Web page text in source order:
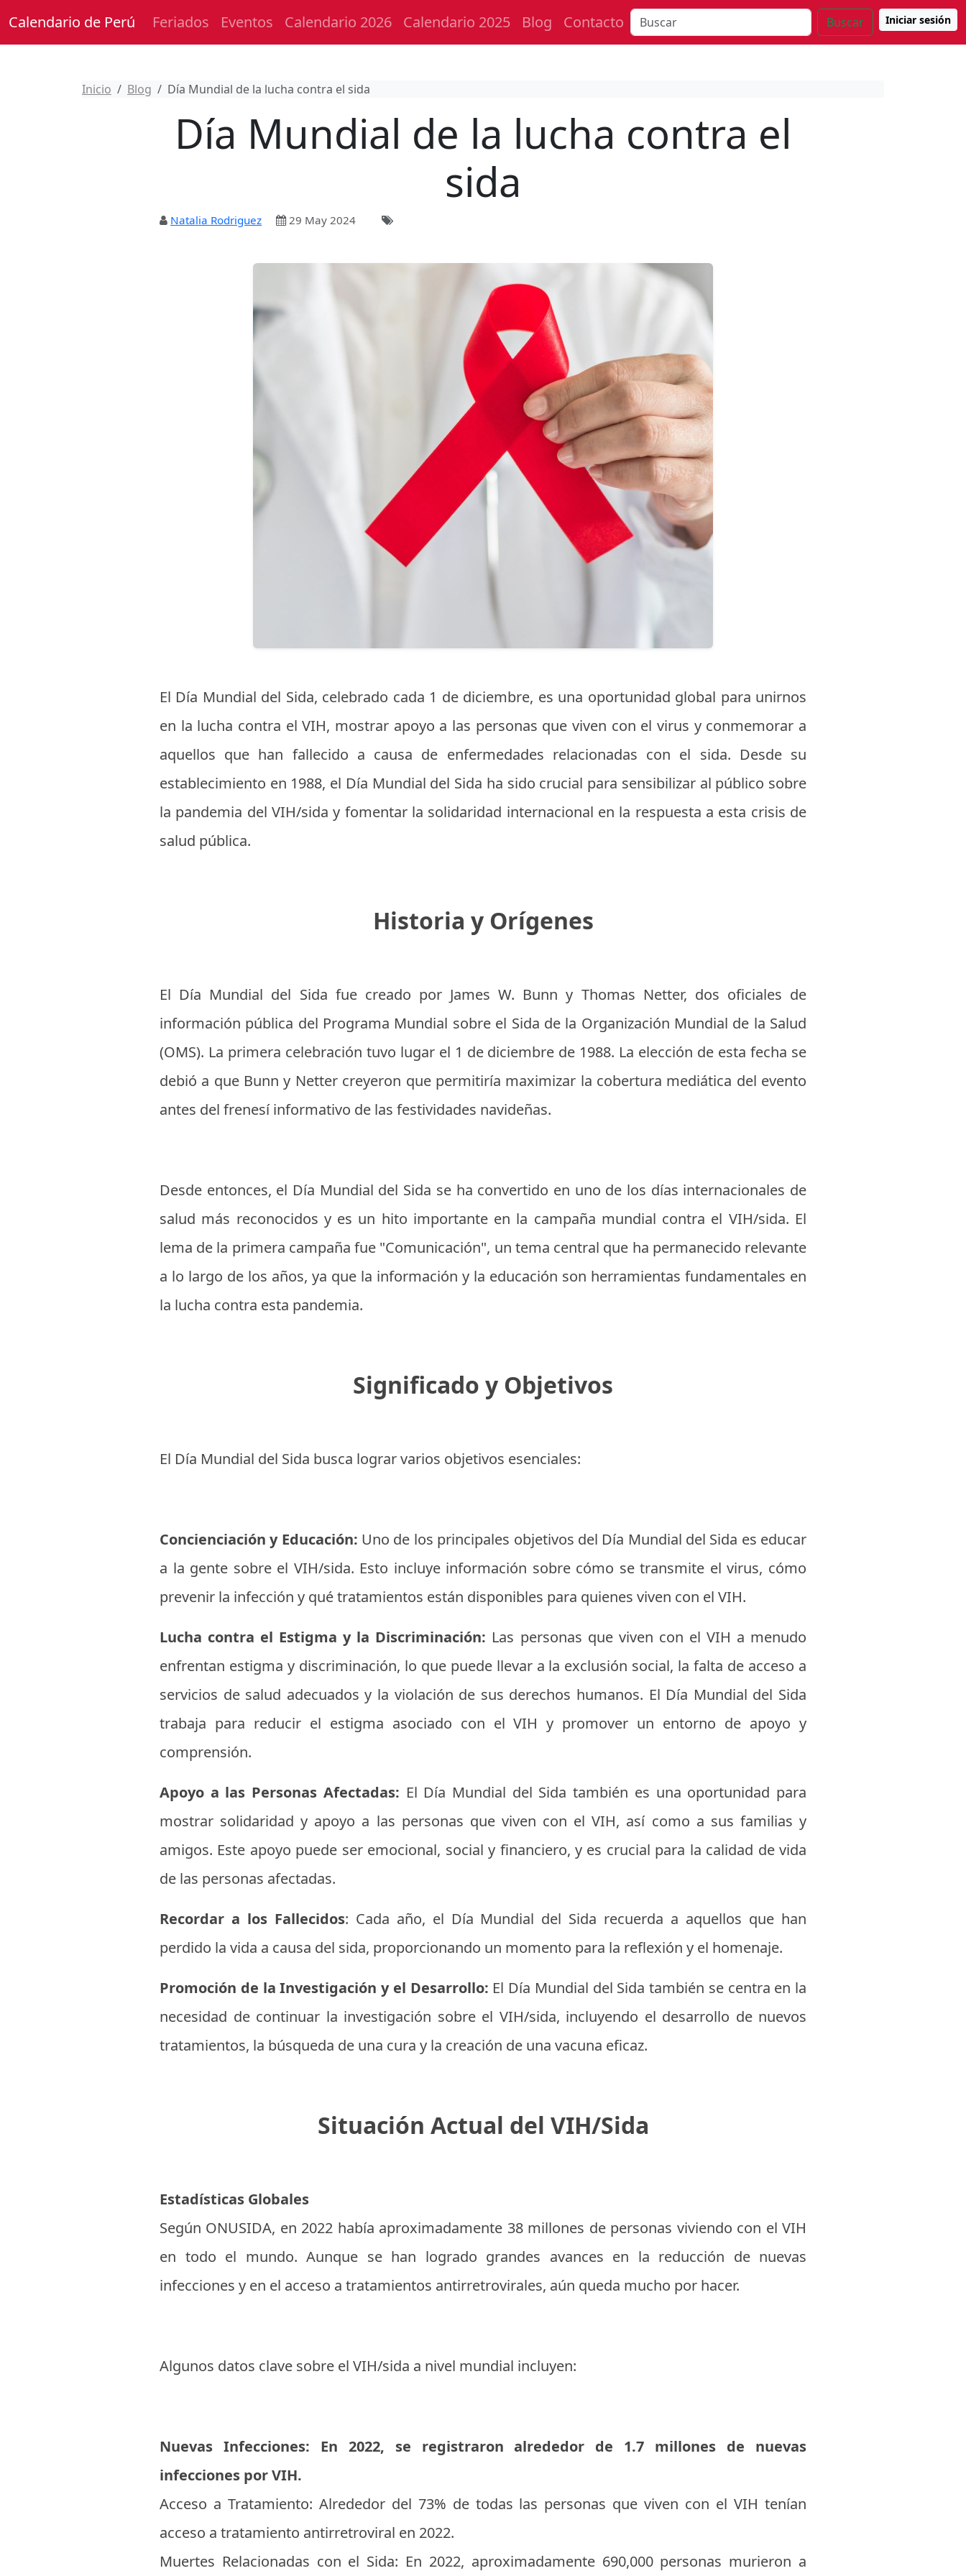
Calendario de Perú Feriados Eventos Calendario 2026 Calendario 2025 Blog Contacto Buscar Iniciar sesión
Inicio Blog Día Mundial de la lucha contra el sida
Día Mundial de la lucha contra el
sida
Natalia Rodriguez 29 May 2024
El Día Mundial del Sida, celebrado cada 1 de diciembre, es una oportunidad global para unirnos
en la lucha contra el VIH, mostrar apoyo a las personas que viven con el virus y conmemorar a
aquellos que han fallecido a causa de enfermedades relacionadas con el sida. Desde su
establecimiento en 1988, el Día Mundial del Sida ha sido crucial para sensibilizar al público sobre
la pandemia del VIH/sida y fomentar la solidaridad internacional en la respuesta a esta crisis de
salud pública.
Historia y Orígenes
El Día Mundial del Sida fue creado por James W. Bunn y Thomas Netter, dos oficiales de
información pública del Programa Mundial sobre el Sida de la Organización Mundial de la Salud
(OMS). La primera celebración tuvo lugar el 1 de diciembre de 1988. La elección de esta fecha se
debió a que Bunn y Netter creyeron que permitiría maximizar la cobertura mediática del evento
antes del frenesí informativo de las festividades navideñas.
Desde entonces, el Día Mundial del Sida se ha convertido en uno de los días internacionales de
salud más reconocidos y es un hito importante en la campaña mundial contra el VIH/sida. El
lema de la primera campaña fue "Comunicación", un tema central que ha permanecido relevante
a lo largo de los años, ya que la información y la educación son herramientas fundamentales en
la lucha contra esta pandemia.
Significado y Objetivos
El Día Mundial del Sida busca lograr varios objetivos esenciales:
Concienciación y Educación: Uno de los principales objetivos del Día Mundial del Sida es educar
a la gente sobre el VIH/sida. Esto incluye información sobre cómo se transmite el virus, cómo
prevenir la infección y qué tratamientos están disponibles para quienes viven con el VIH.
Lucha contra el Estigma y la Discriminación: Las personas que viven con el VIH a menudo
enfrentan estigma y discriminación, lo que puede llevar a la exclusión social, la falta de acceso a
servicios de salud adecuados y la violación de sus derechos humanos. El Día Mundial del Sida
trabaja para reducir el estigma asociado con el VIH y promover un entorno de apoyo y
comprensión.
Apoyo a las Personas Afectadas: El Día Mundial del Sida también es una oportunidad para
mostrar solidaridad y apoyo a las personas que viven con el VIH, así como a sus familias y
amigos. Este apoyo puede ser emocional, social y financiero, y es crucial para la calidad de vida
de las personas afectadas.
Recordar a los Fallecidos: Cada año, el Día Mundial del Sida recuerda a aquellos que han
perdido la vida a causa del sida, proporcionando un momento para la reflexión y el homenaje.
Promoción de la Investigación y el Desarrollo: El Día Mundial del Sida también se centra en la
necesidad de continuar la investigación sobre el VIH/sida, incluyendo el desarrollo de nuevos
tratamientos, la búsqueda de una cura y la creación de una vacuna eficaz.
Situación Actual del VIH/Sida
Estadísticas Globales
Según ONUSIDA, en 2022 había aproximadamente 38 millones de personas viviendo con el VIH
en todo el mundo. Aunque se han logrado grandes avances en la reducción de nuevas
infecciones y en el acceso a tratamientos antirretrovirales, aún queda mucho por hacer.
Algunos datos clave sobre el VIH/sida a nivel mundial incluyen:
Nuevas Infecciones: En 2022, se registraron alrededor de 1.7 millones de nuevas
infecciones por VIH.
Acceso a Tratamiento: Alrededor del 73% de todas las personas que viven con el VIH tenían
acceso a tratamiento antirretroviral en 2022.
Muertes Relacionadas con el Sida: En 2022, aproximadamente 690,000 personas murieron a